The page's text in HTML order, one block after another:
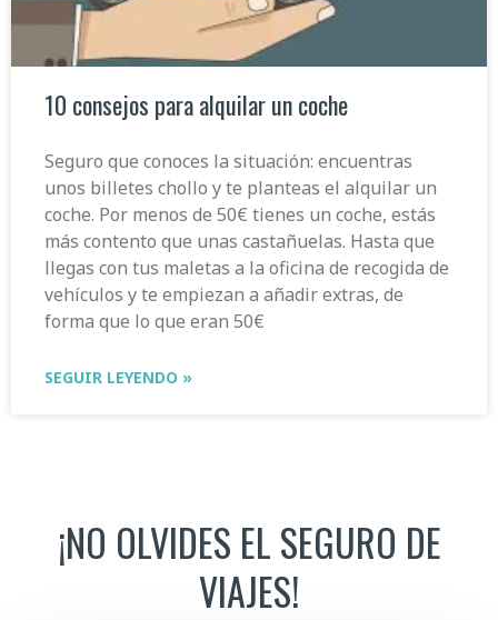
10 consejos para alquilar un coche
Seguro que conoces la situación: encuentras
unos billetes chollo y te planteas el alquilar un
coche. Por menos de 50€ tienes un coche, estás
más contento que unas castañuelas. Hasta que
llegas con tus maletas a la oficina de recogida de
vehículos y te empiezan a añadir extras, de
forma que lo que eran 50€
SEGUIR LEYENDO »
¡NO OLVIDES EL SEGURO DE
VIAJES!